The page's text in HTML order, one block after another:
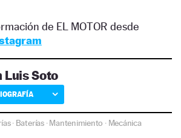
de EL MOTOR desde
Luis Soto
· Baterías·Mantenimiento · Mecánica